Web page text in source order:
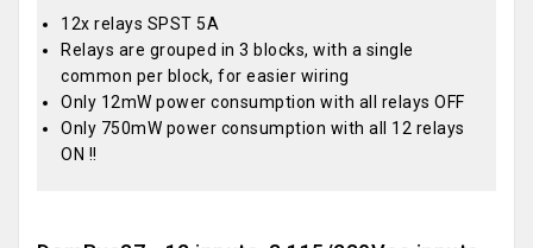
12x relays SPST 5A
Relays are grouped in 3 blocks, with a single
common per block, for easier wiring
Only 12mW power consumption with all relays OFF
Only 750mW power consumption with all 12 relays
ON !!